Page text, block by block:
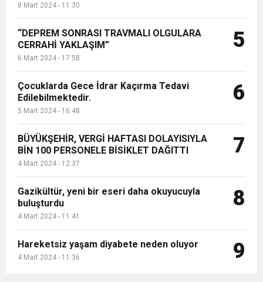
8 Mart 2024 - 11:30
“DEPREM SONRASI TRAVMALI OLGULARA
CERRAHİ YAKLAŞIM”
6 Mart 2024 - 17:58
5
Çocuklarda Gece İdrar Kaçırma Tedavi
Edilebilmektedir.
5 Mart 2024 - 16:48
6
BÜYÜKŞEHİR, VERGİ HAFTASI DOLAYISIYLA
BİN 100 PERSONELE BİSİKLET DAĞITTI
4 Mart 2024 - 12:37
7
Gazikültür, yeni bir eseri daha okuyucuyla
buluşturdu
4 Mart 2024 - 11:41
8
Hareketsiz yaşam diyabete neden oluyor
4 Mart 2024 - 11:36 9